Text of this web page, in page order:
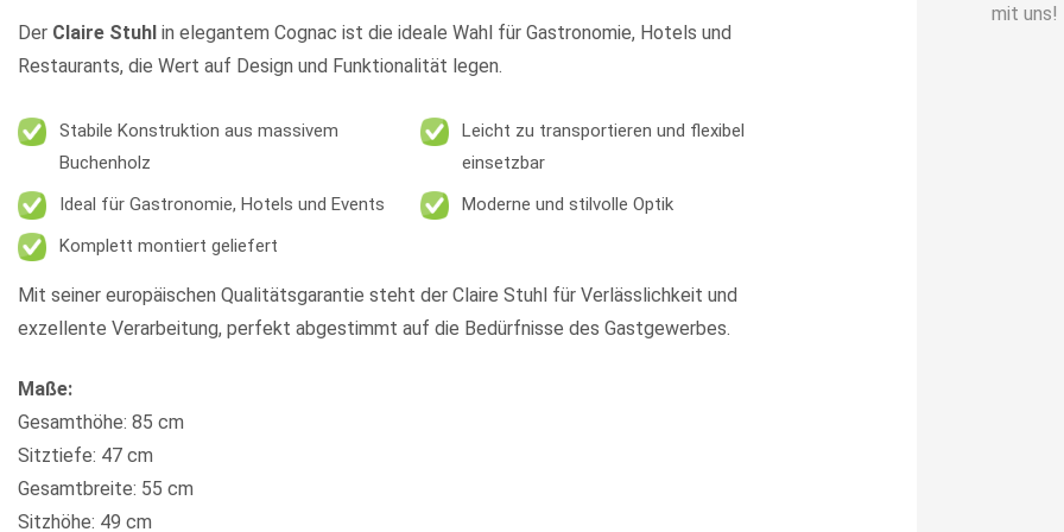
Der Claire Stuhl in elegantem Cognac ist die ideale Wahl für Gastronomie, Hotels und
Restaurants, die Wert auf Design und Funktionalität legen.
Stabile Konstruktion aus massivem
Buchenholz
Leicht zu transportieren und flexibel
einsetzbar
Ideal für Gastronomie, Hotels und Events
Moderne und stilvolle Optik
Komplett montiert geliefert
Mit seiner europäischen Qualitätsgarantie steht der Claire Stuhl für Verlässlichkeit und
exzellente Verarbeitung, perfekt abgestimmt auf die Bedürfnisse des Gastgewerbes.
Maße:
Gesamthöhe: 85 cm
Sitztiefe: 47 cm
Gesamtbreite: 55 cm
Sitzhöhe: 49 cm
mit uns!